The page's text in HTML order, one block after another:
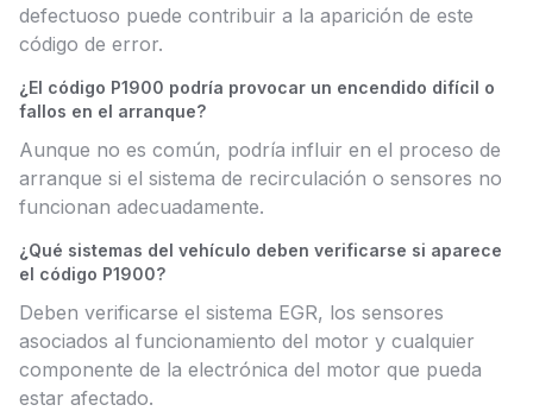
defectuoso puede contribuir a la aparición de este
código de error.
¿El código P1900 podría provocar un encendido difícil o
fallos en el arranque?
Aunque no es común, podría influir en el proceso de
arranque si el sistema de recirculación o sensores no
funcionan adecuadamente.
¿Qué sistemas del vehículo deben verificarse si aparece
el código P1900?
Deben verificarse el sistema EGR, los sensores
asociados al funcionamiento del motor y cualquier
componente de la electrónica del motor que pueda
estar afectado.